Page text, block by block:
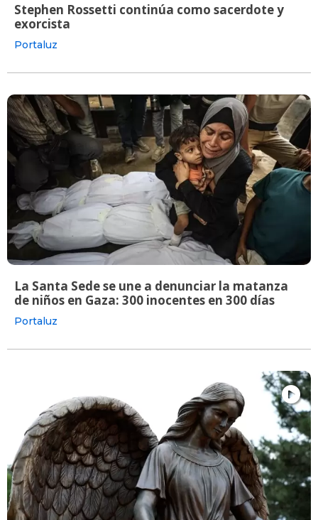
Stephen Rossetti continúa como sacerdote y
exorcista
Portaluz
La Santa Sede se une a denunciar la matanza
de niños en Gaza: 300 inocentes en 300 días
Portaluz